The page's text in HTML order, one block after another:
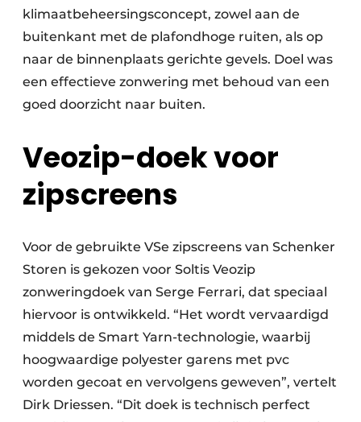
klimaatbeheersingsconcept, zowel aan de
buitenkant met de plafondhoge ruiten, als op
naar de binnenplaats gerichte gevels. Doel was
een effectieve zonwering met behoud van een
goed doorzicht naar buiten.
Veozip-doek voor
zipscreens
Voor de gebruikte VSe zipscreens van Schenker
Storen is gekozen voor Soltis Veozip
zonweringdoek van Serge Ferrari, dat speciaal
hiervoor is ontwikkeld. “Het wordt vervaardigd
middels de Smart Yarn-technologie, waarbij
hoogwaardige polyester garens met pvc
worden gecoat en vervolgens geweven”, vertelt
Dirk Driessen. “Dit doek is technisch perfect